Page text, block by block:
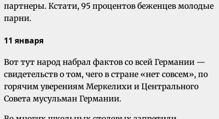
партнеры. Кстати, 95 процентов беженцев молодые
парни.
11 января
Вот тут народ набрал фактов со всей Германии —
свидетельств о том, чего в стране «нет совсем», по
горячим уверениям Меркелихи и Центрального
Совета мусульман Германии.